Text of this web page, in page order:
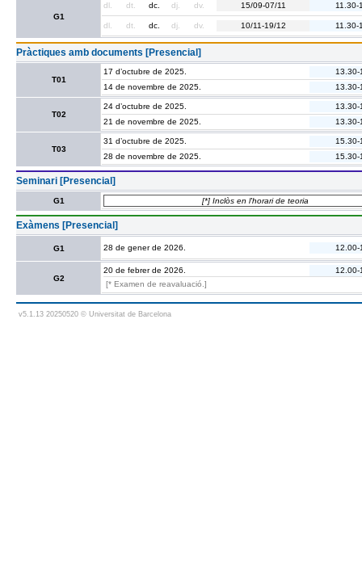
G1
dl. dt. dc. dj. dv. 15/09-07/11 11.30-
dl. dt. dc. dj. dv. 10/11-19/12 11.30-
Pràctiques amb documents [Presencial]
T01
17 d’octubre de 2025.
13.30-
14 de novembre de 2025.
13.30-
T02
24 d’octubre de 2025.
13.30-
21 de novembre de 2025.
13.30-
T03
31 d’octubre de 2025.
15.30-
28 de novembre de 2025.
15.30-
Seminari [Presencial]
G1 [*] Inclòs en l'horari de teoria
Exàmens [Presencial]
G1 28 de gener de 2026. 12.00-
G2
20 de febrer de 2026.
12.00-
[* Examen de reavaluació.]
v5.1.13 20250520 © Universitat de Barcelona